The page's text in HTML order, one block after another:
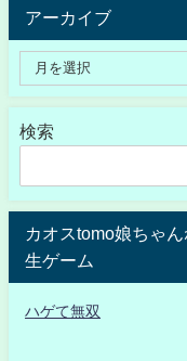
アーカイブ
検索
カオスtomo娘ちゃ
生ゲーム
ハゲて無双